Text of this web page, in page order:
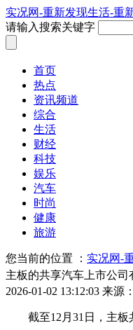
实况网-重新发现生活-重
请输入搜索关键字
首页
热点
资讯频道
综合
生活
财经
科技
娱乐
汽车
时尚
健康
旅游
您当前的位置 ： 实况网-
主板的共享汽车上市公司
2026-01-02 13:12:03 来源
截至12月31日，主